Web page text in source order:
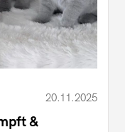
20.11.2025
&